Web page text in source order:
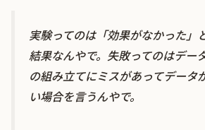
実験ってのは「効果がなかった」
結果なんやで。失敗ってのはデー
の組み立てにミスがあってデータ
い場合を言うんやで。